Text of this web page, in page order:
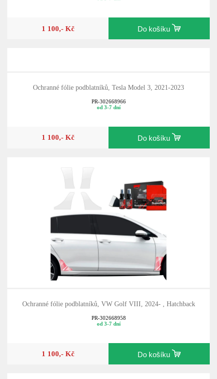
1 100,- Kč Do košíku
Ochranné fólie podblatníků, Tesla Model 3, 2021-2023
PR-302668966
od 3-7 dní
1 100,- Kč Do košíku
Ochranné fólie podblatníků, VW Golf VIII, 2024- , Hatchback
PR-302668958
od 3-7 dní
1 100,- Kč Do košíku